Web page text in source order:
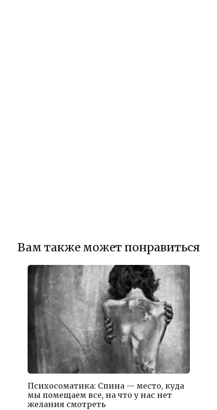
Вам также может понравиться
Психосоматика: Спина — место, куда
мы помещаем все, на что у нас нет
желания смотреть